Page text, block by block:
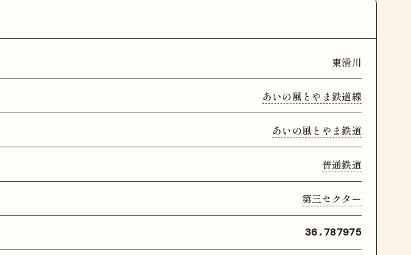
東滑川
あいの風とやま鉄道線
あいの風とやま鉄道
普通鉄道
第三セクター
36.787975